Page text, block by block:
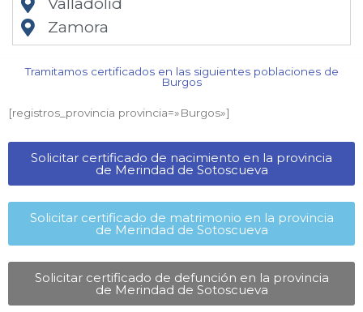
Valladolid
Zamora
Tramitamos certificados en las siguientes poblaciones de
Burgos​
[registros_provincia provincia=»Burgos​»]
Solicitar certificado de nacimiento en la provincia
de Merindad de Sotoscueva​
Solicitar certificado de matrimonio en la provincia
de Merindad de Sotoscueva​
Solicitar certificado de defunción en la provincia
de Merindad de Sotoscueva​